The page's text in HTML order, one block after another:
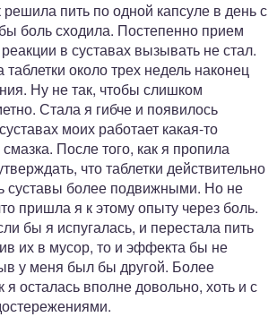
решила пить по одной капсуле в день с
боль сходила. Постепенно прием
в суставах вызывать не стал.
около трех недель наконец
Ну не так, чтобы слишком
Стала я гибче и появилось
моих работает какая-то
После того, как я пропила
что таблетки действительно
суставы более подвижными. Но не
пришла я к этому опыту через боль.
бы я испугалась, и перестала пить
их в мусор, то и эффекта бы не
у меня был бы другой. Более
я осталась вполне довольно, хоть и с